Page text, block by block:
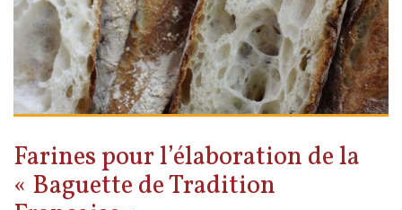
Farines pour l’élaboration de la
« Baguette de Tradition